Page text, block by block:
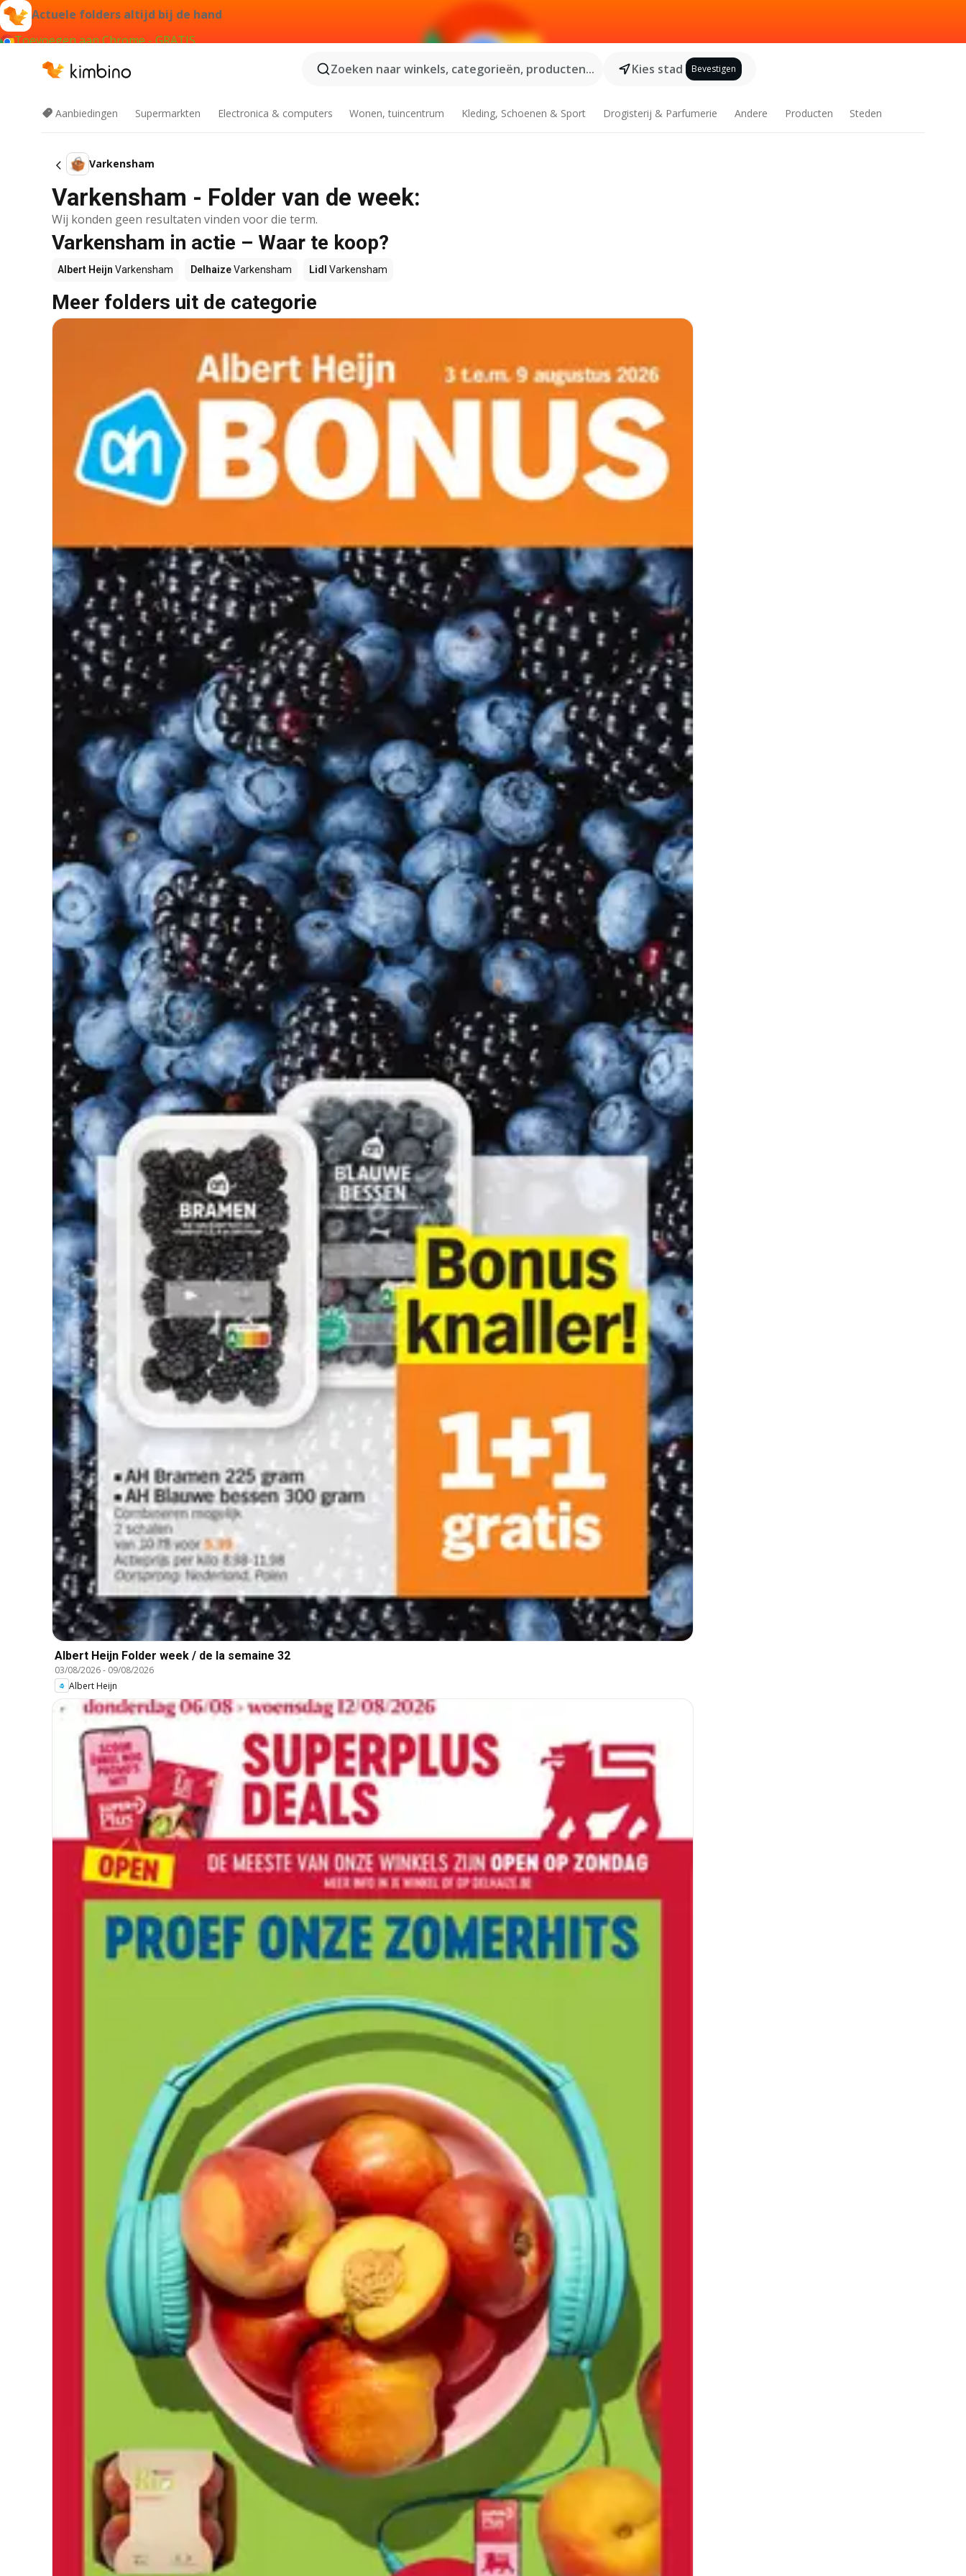
Actuele folders altijd bij de hand
Toevoegen aan Chrome - GRATIS
Zoeken naar winkels, categorieën, producten...
Kies stad Bevestigen
Aanbiedingen Supermarkten Electronica & computers Wonen, tuincentrum Kleding, Schoenen & Sport Drogisterij & Parfumerie Andere Producten Steden
Varkensham
Varkensham - Folder van de week:
Wij konden geen resultaten vinden voor die term.
Varkensham in actie – Waar te koop?
Albert Heijn Varkensham DelhaizeVarkensham Lidl Varkensham
Meer folders uit de categorie
Albert Heijn Folder week / de la semaine 32
03/08/2026- 09/08/2026
Albert Heijn